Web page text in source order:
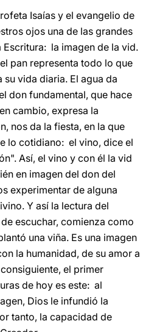
Isaías y el evangelio de
ojos una de las grandes
Escritura: la imagen de la vid.
pan representa todo lo que
vida diaria. El agua da
don fundamental, que hace
cambio, expresa la
nos da la fiesta, en la que
lo cotidiano: el vino, dice el
Así, el vino y con él la vid
en imagen del don del
experimentar de alguna
Y así la lectura del
escuchar, comienza como
una viña. Es una imagen
la humanidad, de su amor a
el primer
de hoy es este: al
Dios le infundió la
tanto, la capacidad de